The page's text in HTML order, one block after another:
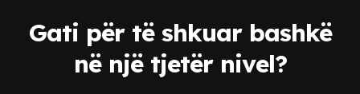
Gati për të shkuar bashkë
në një tjetër nivel?